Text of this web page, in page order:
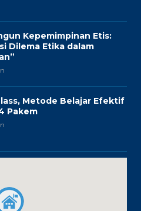
Kepemimpinan Etis:
Dilema Etika dalam
Metode Belajar Efektif
Pakem